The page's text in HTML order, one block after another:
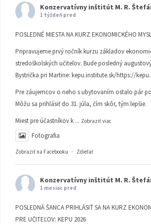
Konzervatívny inštitút M. R.
1 týždeň pred
POSLEDNÉ MIESTA NA KURZ EKONOMICKÉHO
Pripravujeme prvý ročník kurzu základov
stredoškolských učiteľov. Bude posledný
Bystrička pri Martine: kepu.institute.sk/https://
Pre záujemcov o neho s ubytovaním ostalo pár
Môžu sa prihlásiť do 31. júla, čím skôr, tým lepšie.
Miest pre účastníkov k ... Zobraziť viac
Fotografia
Zobraziť na Facebooku · Zdieľať
Konzervatívny inštitút M. R.
1 mesiac pred
POSLEDNÁ ŠANCA PRIHLÁSIŤ SA NA KURZ
PRE UČITEĽOV: KEPU 2026